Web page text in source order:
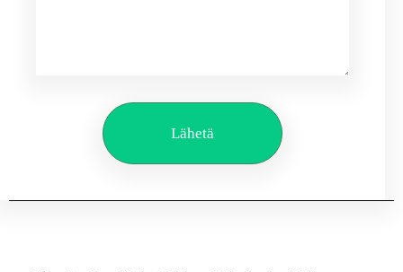
Lähetä